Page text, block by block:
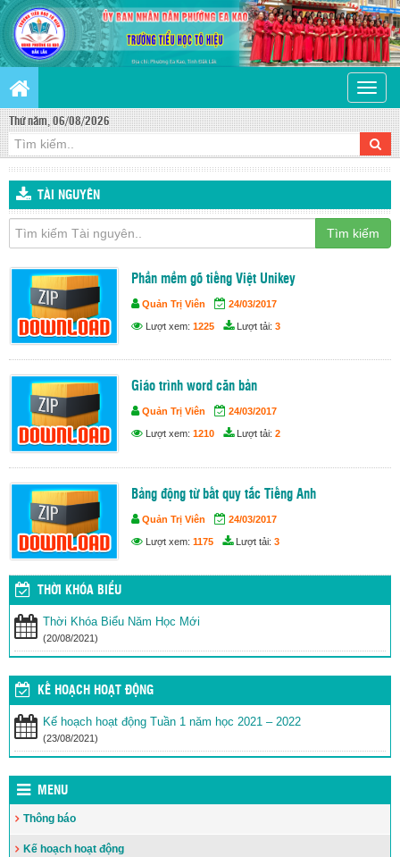
Toggle
Thứ năm, 06/08/2026
TÀI NGUYÊN
Tìm kiếm
Phần mềm gõ tiếng Việt Unikey
Quản Trị Viên 24/03/2017
Lượt xem: 1225 Lượt tải: 3
Giáo trình word căn bản
Quản Trị Viên 24/03/2017
Lượt xem: 1210 Lượt tải: 2
Bảng động từ bất quy tắc Tiếng Anh
Quản Trị Viên 24/03/2017
Lượt xem: 1175 Lượt tải: 3
THỜI KHÓA BIỂU
Thời Khóa Biểu Năm Học Mới
(20/08/2021)
KẾ HOẠCH HOẠT ĐỘNG
Kế hoạch hoạt động Tuần 1 năm học 2021 – 2022
(23/08/2021)
MENU
Thông báo
Kế hoạch hoạt động